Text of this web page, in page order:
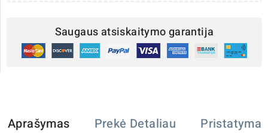
Saugaus atsiskaitymo garantija
Aprašymas Prekė Detaliau Pristatymas